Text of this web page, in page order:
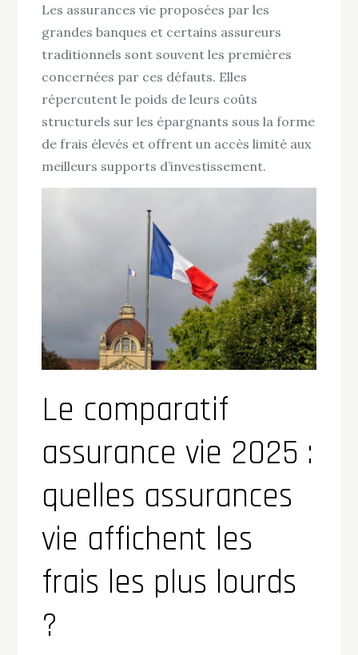
Les assurances vie proposées par les
grandes banques et certains assureurs
traditionnels sont souvent les premières
concernées par ces défauts. Elles
répercutent le poids de leurs coûts
structurels sur les épargnants sous la forme
de frais élevés et offrent un accès limité aux
meilleurs supports d’investissement.
Le comparatif
assurance vie 2025 :
quelles assurances
vie affichent les
frais les plus lourds
?